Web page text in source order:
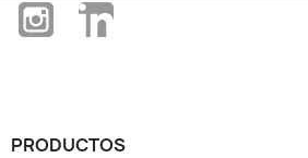
InstagramLinkedIn
PRODUCTOS